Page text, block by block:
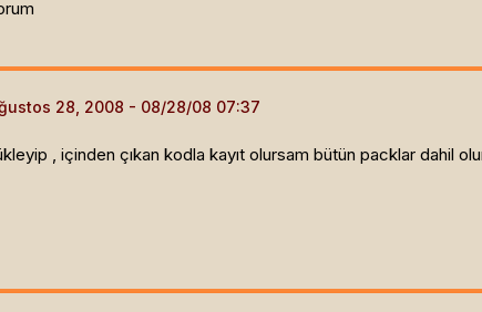
28, 2008
, içinden çıkan kodla kayıt olursam bütün packlar dahil